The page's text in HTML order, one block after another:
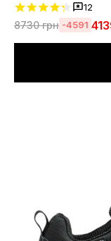
12
8730грн -4591